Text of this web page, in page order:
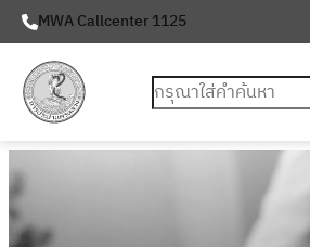
MWA Callcenter 1125
ค้นหา